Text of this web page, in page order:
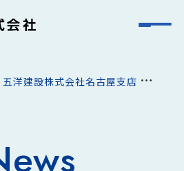
五洋建設株式会社名古屋支店 協